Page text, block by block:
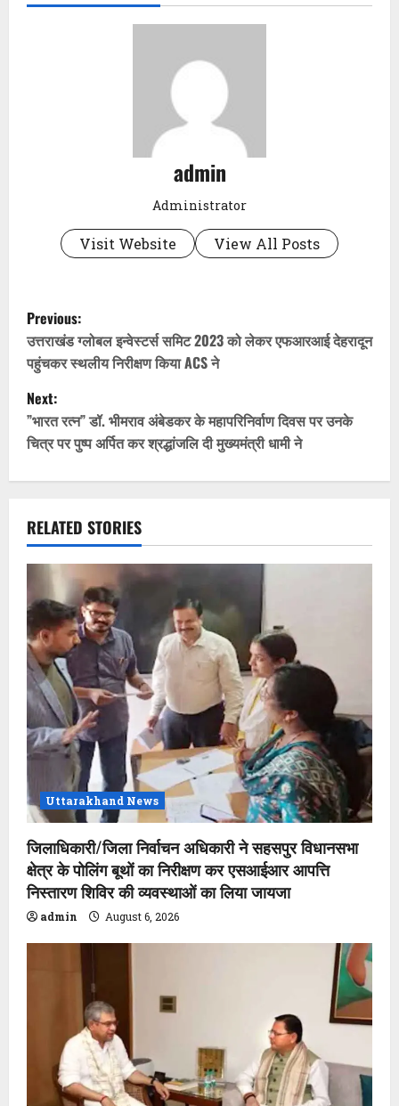
admin
Administrator
Visit Website View All Posts
P
o
s
t
n
v
i
g
a
t
i
o
n
Previous:
उत्तराखंड ग्लोबल इन्वेस्टर्स समिट 2023 को लेकर एफआरआई देहरादून
पहुंचकर स्थलीय निरीक्षण किया ACS ने
Next:
”भारत रत्न” डॉ. भीमराव अंबेडकर के महापरिनिर्वाण दिवस पर उनके
चित्र पर पुष्प अर्पित कर श्रद्धांजलि दी मुख्यमंत्री धामी ने
RELATED STORIES
Uttarakhand News
जिलाधिकारी/जिला निर्वाचन अधिकारी ने सहसपुर विधानसभा
क्षेत्र के पोलिंग बूथों का निरीक्षण कर एसआईआर आपत्ति
निस्तारण शिविर की व्यवस्थाओं का लिया जायजा
admin August 6, 2026